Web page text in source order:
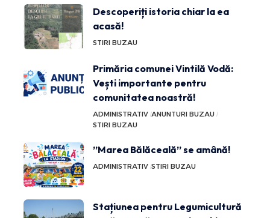
Descoperiți istoria chiar la ea
acasă!
STIRI BUZAU
Primăria comunei Vintilă Vodă:
Vești importante pentru
comunitatea noastră!
ADMINISTRATIV ANUNTURI BUZAU
STIRI BUZAU
”Marea Bălăceală” se amână!
ADMINISTRATIV STIRI BUZAU
Stațiunea pentru Legumicultură